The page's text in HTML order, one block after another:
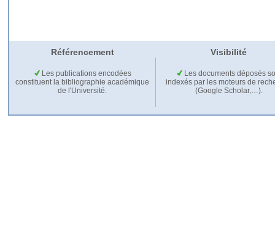
Référencement Visibilité
Les publications encodées
constituent la bibliographie académique
de l'Université.
Les documents déposés
indexés par les moteurs de
(Google Scholar,…).